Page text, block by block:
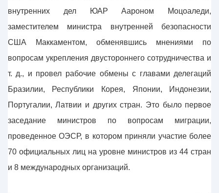
внутренних дел ЮАР Аароном Моцоаледи,
заместителем министра внутренней безопасности
США Маккаментом, обменявшись мнениями по
вопросам укрепления двустороннего сотрудничества и
т. д., и провел рабочие обмены с главами делегаций
Бразилии, Республики Корея, Японии, Индонезии,
Португалии, Латвии и других стран. Это было первое
заседание министров по вопросам миграции,
проведенное ОЭСР, в котором приняли участие более
70 официальных лиц на уровне министров из 44 стран
и 8 международных организаций.